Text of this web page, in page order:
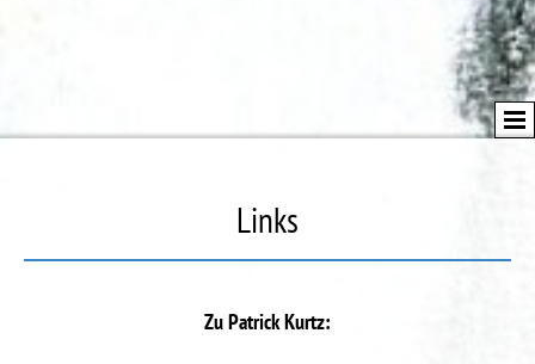
Links
Zu Patrick Kurtz: